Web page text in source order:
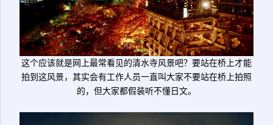
这个应该就是网上最常看见的清水寺风景吧？要站在桥上才能
拍到这风景，其实会有工作人员一直叫大家不要站在桥上拍照
的，但大家都假装听不懂日文。